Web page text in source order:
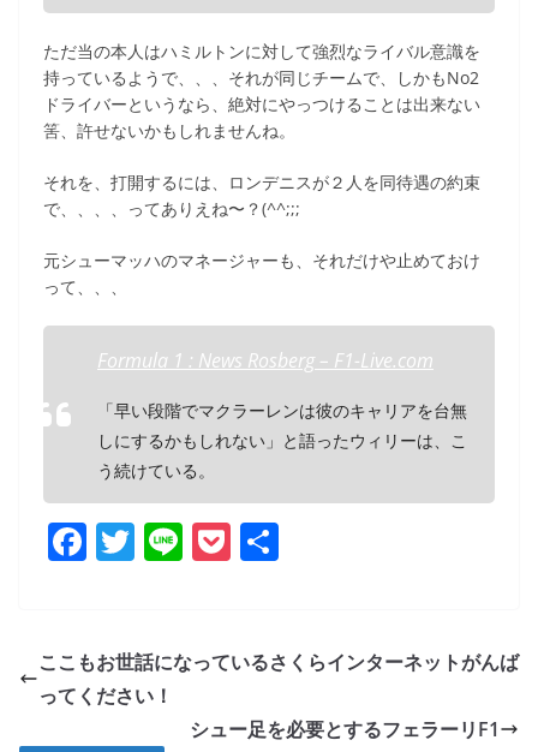
ただ当の本人はハミルトンに対して強烈なライバル意識を
持っているようで、、、それが同じチームで、しかもNo2
ドライバーというなら、絶対にやっつけることは出来ない
筈、許せないかもしれませんね。
それを、打開するには、ロンデニスが２人を同待遇の約束
で、、、、ってありえね〜？(^^;;;
元シューマッハのマネージャーも、それだけや止めておけ
って、、、
Formula 1 : News Rosberg – F1-Live.com
「早い段階でマクラーレンは彼のキャリアを台無
しにするかもしれない」と語ったウィリーは、こ
う続けている。
F
e
b
o
T
er
Li P
et
ここもお世話になっているさくらインターネットがんば
ってください！
シュー足を必要とするフェラーリF1